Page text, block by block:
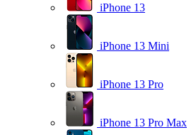
iPhone 13
iPhone 13 Mini
iPhone 13 Pro
iPhone 13 Pro Max